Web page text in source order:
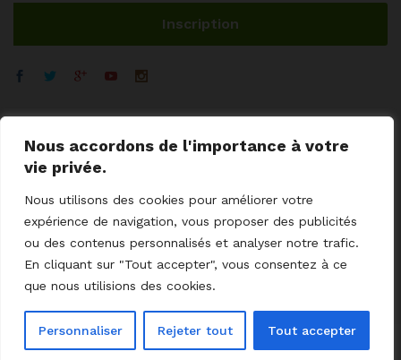
Nous accordons de l'importance à votre
vie privée.
Nous utilisons des cookies pour améliorer votre
expérience de navigation, vous proposer des publicités
ou des contenus personnalisés et analyser notre trafic.
En cliquant sur "Tout accepter", vous consentez à ce
que nous utilisions des cookies.
Personnaliser Rejeter tout Tout accepter
© 2023 GoodCoProximity.mentions légalesICGVICookies
Livraisons - retourI Aides / SAVI